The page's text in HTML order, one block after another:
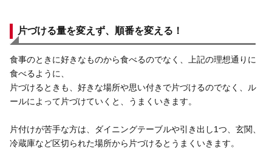
片づける量を変えず、順番を変える！
食事のときに好きなものから食べるのでなく、上記の理想通りに
食べるように、
片づけるときも、好きな場所や思い付きで片づけるのでなく、ル
ールによって片づけていくと、うまくいきます。
片付けが苦手な方は、ダイニングテーブルや引き出し1つ、玄関、
冷蔵庫など区切られた場所から片づけるとうまくいきます。